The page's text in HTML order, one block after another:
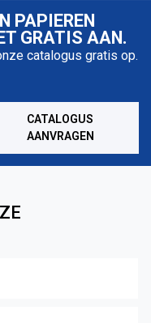
PAPIEREN
GRATIS AAN.
catalogus gratis op.
CATALOGUS
AANVRAGEN